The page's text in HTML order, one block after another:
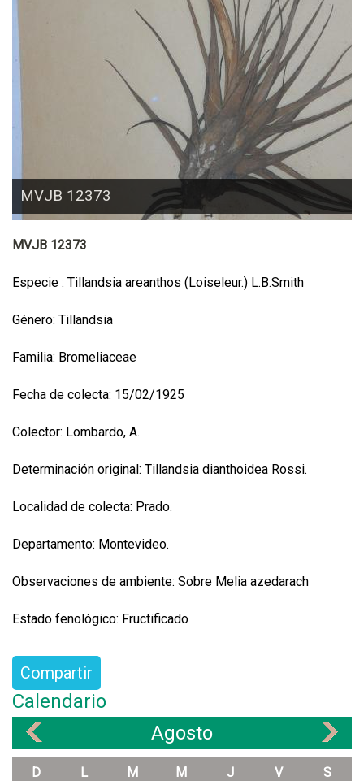
MVJB 12373
MVJB 12373
Especie : Tillandsia areanthos (Loiseleur.) L.B.Smith
Género: Tillandsia
Familia: Bromeliaceae
Fecha de colecta: 15/02/1925
Colector: Lombardo, A.
Determinación original: Tillandsia dianthoidea Rossi.
Localidad de colecta: Prado.
Departamento: Montevideo.
Observaciones de ambiente: Sobre Melia azedarach
Estado fenológico: Fructificado
Compartir
Calendario
Agosto
D L M M J V S